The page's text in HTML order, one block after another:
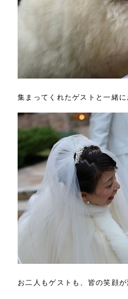
集まってくれたゲストと一緒
お二人もゲストも、皆の笑顔